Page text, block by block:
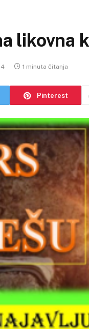
likovna
1 minuta čitanja
Pinterest